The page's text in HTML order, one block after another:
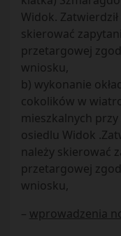
Widok.
skierować
przetargowej
wniosku,
b) wykonanie
cokolików w
mieszkalnych
osiedlu Widok
należy skierować
przetargowej
wniosku,
– wprowadzenia